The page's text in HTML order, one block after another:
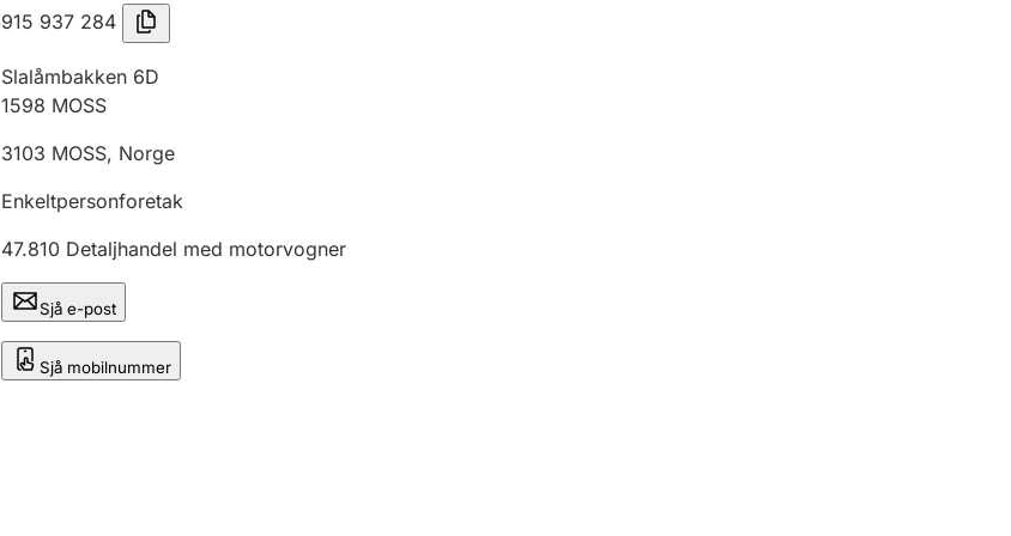
915 937 284
Slalåmbakken 6D
1598 MOSS
3103 MOSS, Norge
Enkeltpersonforetak
47.810 Detaljhandel med motorvogner
Sjå e-post
Sjå mobilnummer